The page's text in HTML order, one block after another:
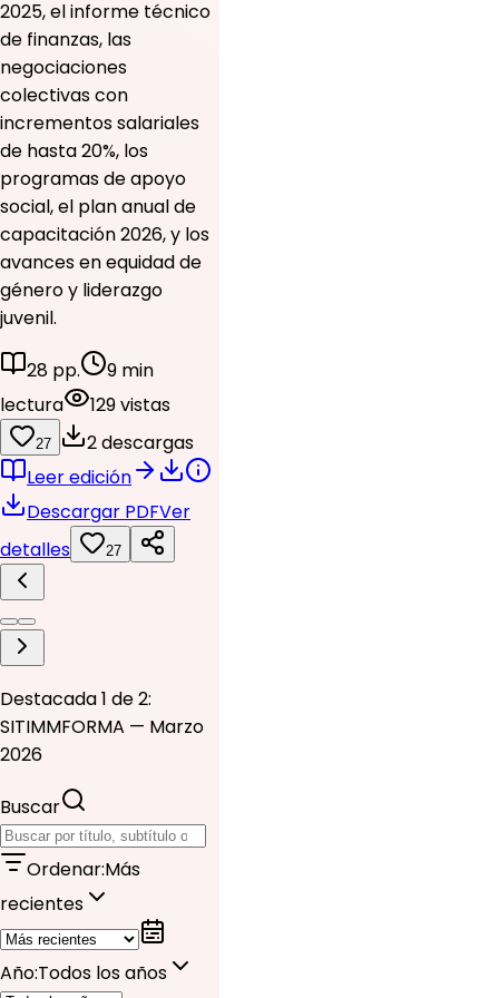
2025, el informe técnico
de finanzas, las
negociaciones
colectivas con
incrementos salariales
de hasta 20%, los
programas de apoyo
social, el plan anual de
capacitación 2026, y los
avances en equidad de
género y liderazgo
juvenil.
28 pp.
9 min
lectura
129 vistas
27
2 descargas
Leer edición
Descargar PDFVer
detalles
27
Destacada 1 de 2:
SITIMMFORMA — Marzo
2026
Buscar
Ordenar:Más
recientes
Año:Todos los años